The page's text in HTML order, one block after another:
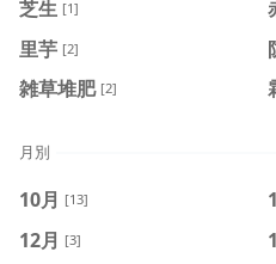
芝生 [1]
里芋 [2]
雑草堆肥 [2]
月別
10月 [13]
12月 [3]